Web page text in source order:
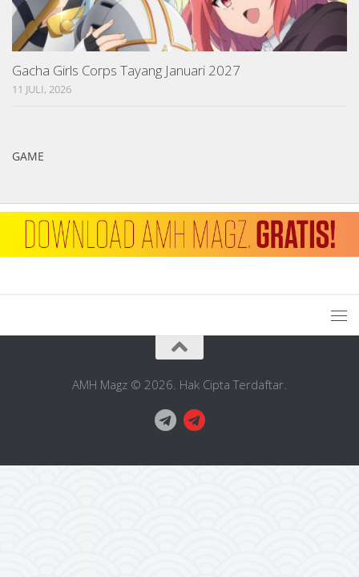
Gacha Girls Corps Tayang Januari 2027
11 JULI, 2026
GAME
AMH Magz © 2026. Hak Cipta Terdaftar.